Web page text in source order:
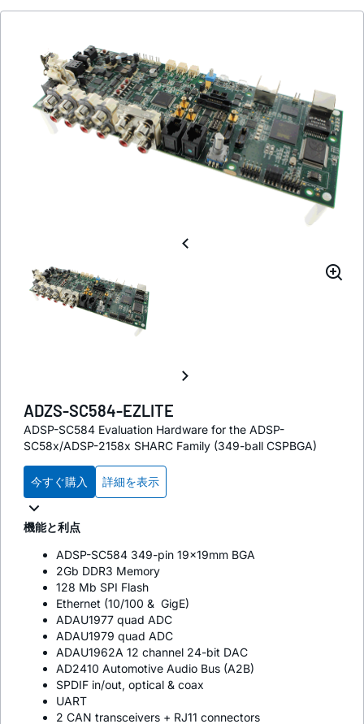
ADZS-SC584-EZLITE
ADSP-SC584 Evaluation Hardware for the ADSP-
SC58x/ADSP-2158x SHARC Family (349-ball CSPBGA)
今すぐ購入 詳細を表示
機能と利点
ADSP-SC584 349-pin 19x19mm BGA
2Gb DDR3 Memory
128 Mb SPI Flash
Ethernet (10/100 & GigE)
ADAU1977 quad ADC
ADAU1979 quad ADC
ADAU1962A 12 channel 24-bit DAC
AD2410 Automotive Audio Bus (A2B)
SPDIF in/out, optical & coax
UART
2 CAN transceivers + RJ11 connectors